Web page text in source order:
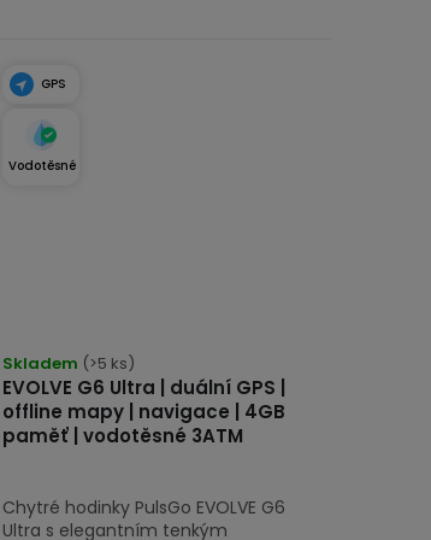
GPS
Vodotěsné
EVOLVE G6 Ultra | duální GPS |
offline mapy | navigace | 4GB
paměť | vodotěsné 3ATM
hodnocení
produktu
je
5,0
5
Skladem (>5 ks)
Chytré hodinky PulsGo EVOLVE G6
Ultra s elegantním tenkým